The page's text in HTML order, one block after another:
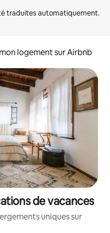
logement sur Airbnb
de vacances
uniques sur